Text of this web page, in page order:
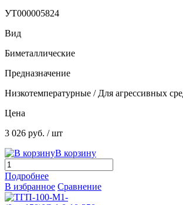
УТ000005824
Вид
Биметаллические
Предназначение
Низкотемпературные / Для агрессивных
Цена
3 026 руб. / шт
В корзину
Подробнее
В избранное Сравнение